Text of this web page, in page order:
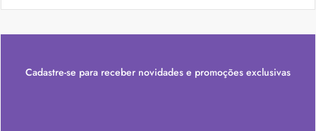
Cadastre-se para receber novidades e promoções exclusivas